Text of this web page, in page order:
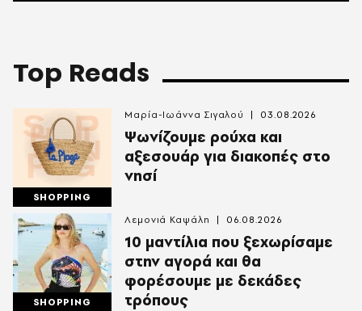
Top Reads
SHOPPING
Ψωνίζουμε ρούχα και
αξεσουάρ για διακοπές στο
νησί
Μαρία-Ιωάννα Σιγαλού 03.08.2026
SHOPPING
10 μαντίλια που ξεχωρίσαμε
στην αγορά και θα
φορέσουμε με δεκάδες
τρόπους
Λεμονιά Καψάλη 06.08.2026